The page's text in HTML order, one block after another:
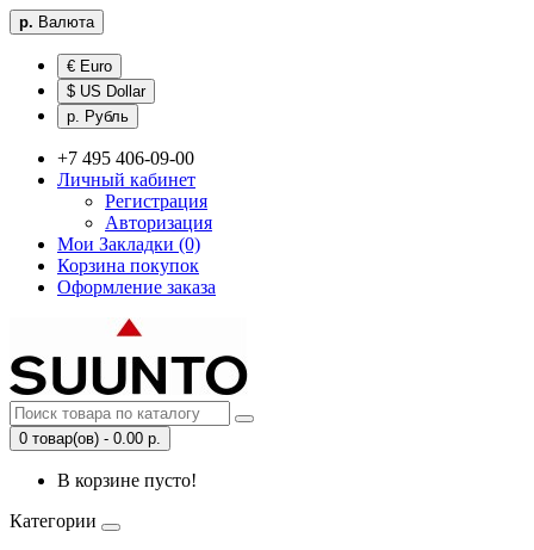
р. Валюта
€ Euro
$ US Dollar
р. Рубль
+7 495 406-09-00
Личный кабинет
Регистрация
Авторизация
Мои Закладки (0)
Корзина покупок
Оформление заказа
0 товар(ов) - 0.00 р.
В корзине пусто!
Категории